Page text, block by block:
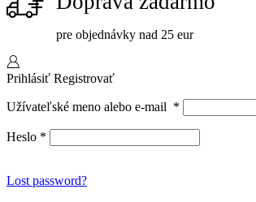
pre objednávky nad 25 eur
Prihlásiť Registrovať
Užívateľské meno alebo e-mail *
Heslo *
Lost password?